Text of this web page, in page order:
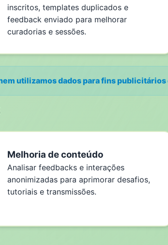
inscritos, templates duplicados e
feedback enviado para melhorar
curadorias e sessões.
utilizamos dados para fins
Melhoria de conteúdo
Analisar feedbacks e interações
anonimizadas para aprimorar desafios,
tutoriais e transmissões.